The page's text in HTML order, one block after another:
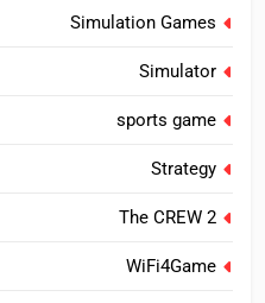
Simulation Games
Simulator
sports game
Strategy
The CREW 2
WiFi4Game